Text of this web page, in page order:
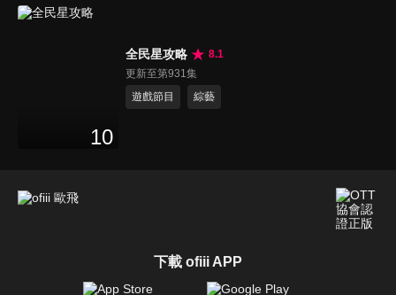
10
全民星攻略
8.1
更新至第931集
遊戲節目
綜藝
下載 ofiii APP